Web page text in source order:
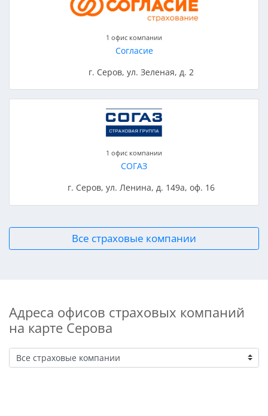
1 офис компании
Согласие
г. Серов, ул. Зеленая, д. 2
1 офис компании
СОГАЗ
г. Серов, ул. Ленина, д. 149а, оф. 16
Все страховые компании
Адреса офисов страховых компаний
на карте Серова